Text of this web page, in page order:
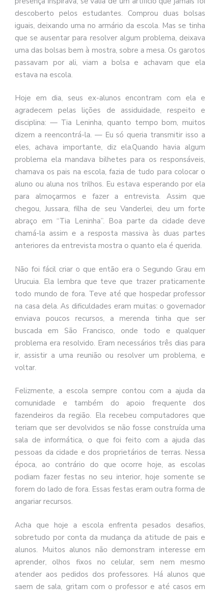
descoberto pelos estudantes. Comprou duas bolsas
iguais, deixando uma no armário da escola. Mas se tinha
que se ausentar para resolver algum problema, deixava
uma das bolsas bem à mostra, sobre a mesa. Os garotos
passavam por ali, viam a bolsa e achavam que ela
estava na escola.
Hoje em dia, seus ex-alunos encontram com ela e
agradecem pelas lições de assiduidade, respeito e
disciplina: — Tia Leninha, quanto tempo bom, muitos
dizem a reencontrá-la. — Eu só queria transmitir isso a
eles, achava importante, diz ela.Quando havia algum
problema ela mandava bilhetes para os responsáveis,
chamava os pais na escola, fazia de tudo para colocar o
aluno ou aluna nos trilhos. Eu estava esperando por ela
para almoçarmos e fazer a entrevista. Assim que
chegou, Jussara, filha de seu Vanderlei, deu um forte
abraço em “Tia Leninha”. Boa parte da cidade deve
chamá-la assim e a resposta massiva às duas partes
anteriores da entrevista mostra o quanto ela é querida.
Não foi fácil criar o que então era o Segundo Grau em
Urucuia. Ela lembra que teve que trazer praticamente
todo mundo de fora. Teve até que hospedar professor
na casa dela. As dificuldades eram muitas: o governador
enviava poucos recursos, a merenda tinha que ser
buscada em São Francisco, onde todo e qualquer
problema era resolvido. Eram necessários três dias para
ir, assistir a uma reunião ou resolver um problema, e
voltar.
Felizmente, a escola sempre contou com a ajuda da
comunidade e também do apoio frequente dos
fazendeiros da região. Ela recebeu computadores que
teriam que ser devolvidos se não fosse construída uma
sala de informática, o que foi feito com a ajuda das
pessoas da cidade e dos proprietários de terras. Nessa
época, ao contrário do que ocorre hoje, as escolas
podiam fazer festas no seu interior, hoje somente se
forem do lado de fora. Essas festas eram outra forma de
angariar recursos.
Acha que hoje a escola enfrenta pesados desafios,
sobretudo por conta da mudança da atitude de pais e
alunos. Muitos alunos não demonstram interesse em
aprender, olhos fixos no celular, sem nem mesmo
atender aos pedidos dos professores. Há alunos que
saem de sala, gritam com o professor e até casos em